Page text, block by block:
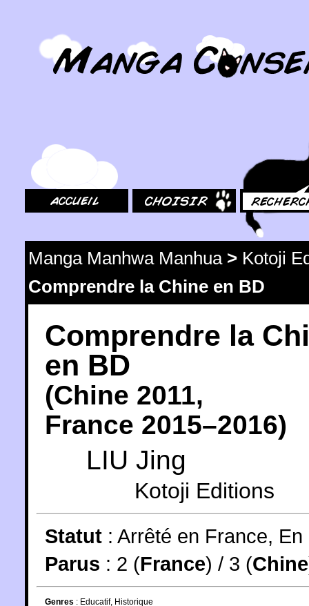
Manga Manhwa Manhua> Kotoji
Comprendre la Chine en BD
Comprendre la
en BD
(Chine 2011,
France 2015–2016)
LIU Jing
Kotoji Editions
Statut : Arrêté en France,
Parus : 2 (France) / 3 (Chine
Genres : Educatif, Historique